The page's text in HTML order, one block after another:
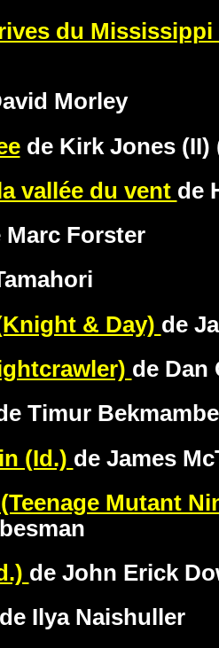
du
Morley
de Kirk Jones (II)
vallée du vent de
Marc Forster
& Day) de
de Dan
Timur
(Id.) de James
Mutant
de John Erick
de Ilya Naishuller